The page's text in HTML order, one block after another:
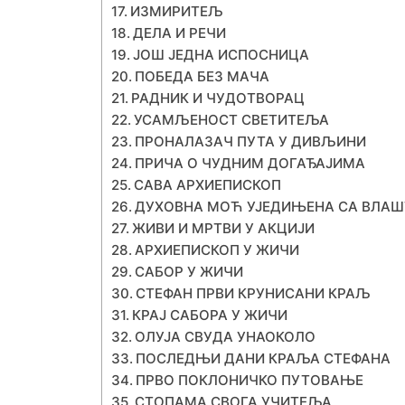
ИЗМИРИТЕЉ
ДЕЛА И РЕЧИ
ЈОШ ЈЕДНА ИСПОСНИЦА
ПОБЕДА БЕЗ МАЧА
РАДНИК И ЧУДОТВОРАЦ
УСАМЉЕНОСТ СВЕТИТЕЉА
ПРОНАЛАЗАЧ ПУТА У ДИВЉИНИ
ПРИЧА O ЧУДНИМ ДОГАЂАЈИМА
САВА АРХИЕПИСКОП
ДУХОВНА МОЋ УЈЕДИЊЕНА СА
ЖИВИ И МРТВИ У АКЦИЈИ
АРХИЕПИСКОП У ЖИЧИ
САБОР У ЖИЧИ
СТЕФАН ПРВИ КРУНИСАНИ КРАЉ
КРАЈ САБОРА У ЖИЧИ
ОЛУЈА СВУДА УНАОКОЛО
ПОСЛЕДЊИ ДАНИ КРАЉА СТЕФАНА
ПРВО ПОКЛОНИЧКО ПУТОВАЊЕ